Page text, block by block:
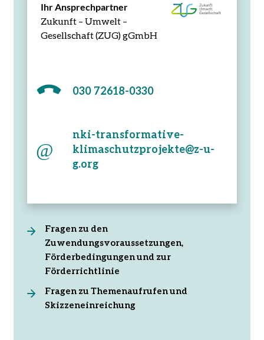
Fragen zu den
Zuwendungsvoraussetzungen,
Förderbedingungen und zur
Förderrichtlinie
Fragen zu Themenaufrufen und
Skizzeneinreichung
Ihr Ansprechpartner
Zukunft – Umwelt –
Gesellschaft (ZUG) gGmbH
030 72618-0330
nki-transformative-
klimaschutzprojekte@z-u-
g.org